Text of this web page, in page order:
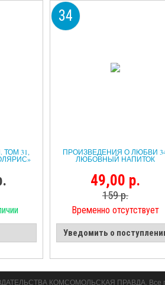
31,
34
ПРОИЗВЕДЕНИЯ О ЛЮБВИ
ЛЮБОВНЫЙ НАПИТОК
49,00 р.
159 р.
Временно отсутствует
Уведомить о
КОМСОМОЛЬСКАЯ ПРАВДА. Все